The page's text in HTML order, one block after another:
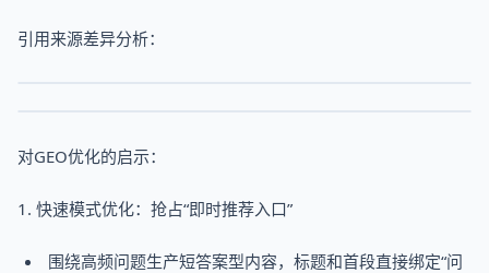
引用来源差异分析：
对GEO优化的启示：
1. 快速模式优化：抢占“即时推荐入口”
围绕高频问题生产短答案型内容，标题和首段直接绑定“问